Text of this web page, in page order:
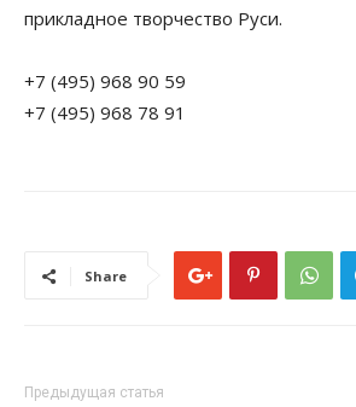
прикладное творчество Руси.
+7 (495) 968 90 59
+7 (495) 968 78 91
Share
Предыдущая статья